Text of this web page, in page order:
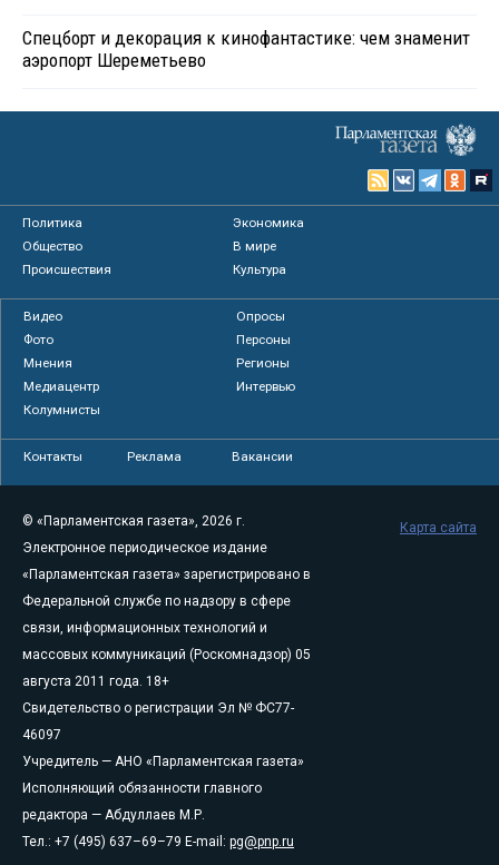
Спецборт и декорация к кинофантастике: чем знаменит
аэропорт Шереметьево
Политика
Экономика
Общество
В мире
Происшествия
Культура
Видео
Опросы
Фото
Персоны
Мнения
Регионы
Медиацентр
Интервью
Колумнисты
Контакты Реклама Вакансии
© «Парламентская газета», 2026 г.
Электронное периодическое издание
«Парламентская газета» зарегистрировано в
Федеральной службе по надзору в сфере
связи, информационных технологий и
массовых коммуникаций (Роскомнадзор) 05
августа 2011 года. 18+
Свидетельство о регистрации Эл № ФС77-
46097
Учредитель — АНО «Парламентская газета»
Исполняющий обязанности главного
редактора — Абдуллаев М.Р.
Тел.: +7 (495) 637–69–79 E-mail: pg@pnp.ru
Карта сайта